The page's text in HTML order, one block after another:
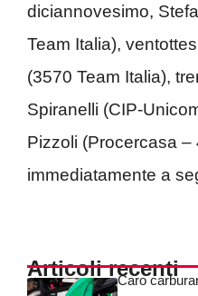
diciannovesimo,
Team Italia),
(3570 Team Italia),
Spiranelli (CIP-
Pizzoli (Procercasa –
immediatamente a
Articoli recenti
Caro